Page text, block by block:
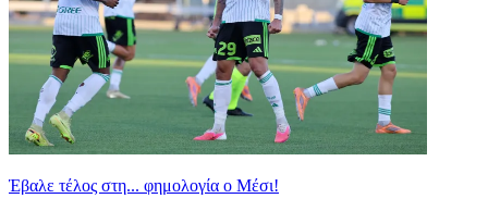
Έβαλε τέλος στη... φημολογία o Μέσι!